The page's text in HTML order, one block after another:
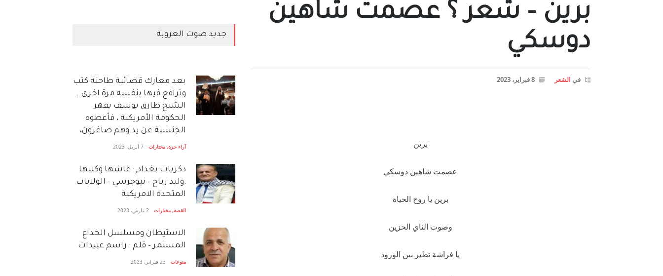
برين – شعر ؟ عصمت شاهين
دوسكي
في الشعر 8 فبراير، 2023
برين
عصمت شاهين دوسكي
برين يا روح الحياة
وصوت الناي الحزين
يا فراشة تطير بين الورود
جديد صوت العروبة
بعد معارك قضائية طاحنة كتب
وترافع فيها بنفسه مرة اخرى..
الشيخ طارق يوسف يقهر
الحكومة الأمريكية ، فأعطوه
الجنسية عن يد وهم صاغرون،
آراء حرة, مختارات 7 أبريل، 2023
دكريات بغداد ٍ: عاشها وكتبها
:وليد رباح – نيوجرسي – الولايات
المتحدة الامريكية
القصة, مختارات 2 مارس، 2023
الاستيطان ومسلسل الخداع
المستمر – قلم : راسم عبيدات
منوعات 23 فبراير، 2023